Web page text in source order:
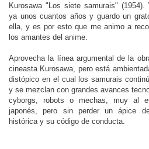
Kurosawa "Los siete samurais"
ya unos cuantos años y guardo un
ella, y es por esto que me animo a
los amantes del anime.
Aprovecha la línea argumental de la
cineasta Kurosawa, pero está
distópico en el cual los samurais
y se mezclan con grandes avances
cyborgs, robots o mechas, muy al
japonés, pero sin perder un ápice
histórica y su código de conducta.